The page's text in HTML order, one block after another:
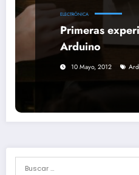
ELECTRÓNICA
Primeras
Arduino
10 Mayo, 2012